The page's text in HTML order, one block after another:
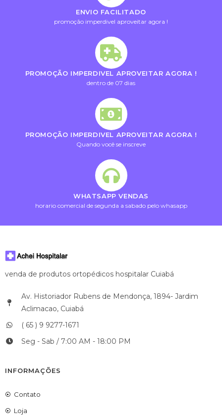
ENVIO FACILITADO
promoção imperdivel aproveitar agora !
PROMOÇÃO IMPERDIVEL APROVEITAR AGORA !
dentro de 07 dias
PROMOÇÃO IMPERDIVEL APROVEITAR AGORA !
Quando você se inscreve
WHATSAPP VENDAS
horario comercial de segunda a sabado pelo whasapp
venda de produtos ortopédicos hospitalar Cuiabá
Av. Historiador Rubens de Mendonça, 1894- Jardim
Aclimacao, Cuiabá
( 65 ) 9 9277-1671
Seg - Sab / 7:00 AM - 18:00 PM
INFORMAÇÕES
Contato
Loja